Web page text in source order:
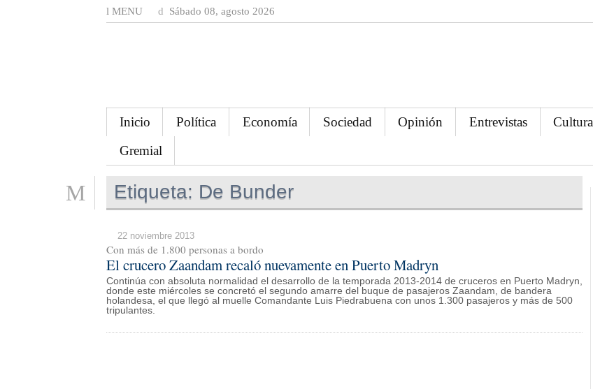
MENU Sábado 08, agosto 2026
Inicio Política Economía Sociedad Opinión Entrevistas Cultura
Gremial
Etiqueta: De Bunder
22 noviembre 2013
Con más de 1.800 personas a bordo
El crucero Zaandam recaló nuevamente en Puerto Madryn
Continúa con absoluta normalidad el desarrollo de la temporada 2013-2014 de cruceros en Puerto Madryn,
donde este miércoles se concretó el segundo amarre del buque de pasajeros Zaandam, de bandera
holandesa, el que llegó al muelle Comandante Luis Piedrabuena con unos 1.300 pasajeros y más de 500
tripulantes.